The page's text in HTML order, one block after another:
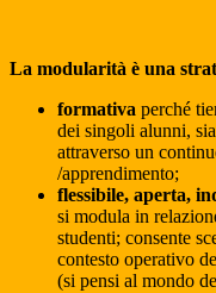
La modularità è una
formativa perché
dei singoli alunni,
attraverso un
/apprendimento;
flessibile, aperta,
si modula in
studenti; consente
contesto operativo
(si pensi al mondo